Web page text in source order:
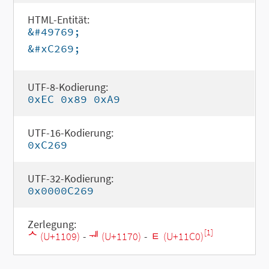
HTML-Entität:
&#49769;
&#xC269;
UTF-8-Kodierung:
0xEC 0x89 0xA9
UTF-16-Kodierung:
0xC269
UTF-32-Kodierung:
0x0000C269
Zerlegung:
ᄉ (U+1109) - ᅰ (U+1170) - ᇀ (U+11C0)[1]